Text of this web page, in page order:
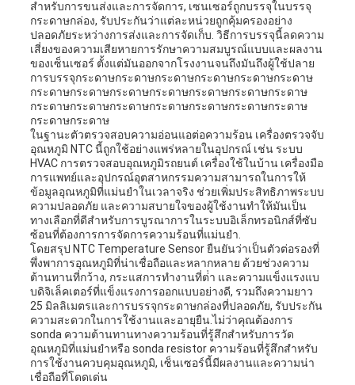
สําหรับการขนส่งและการจัดการ, เซนเซอร์ถูกบรรจุในบรรจุ
กระดาษกล่อง, รับประกันว่าแต่ละหน่วยถูกคุ้มครองอย่าง
ปลอดภัยระหว่างการส่งและการจัดเก็บ. วิธีการบรรจุนี้ลดความ
เสี่ยงของความเสียหายการรักษาความสมบูรณ์แบบและผลงาน
ของเซ็นเซอร์ ตั้งแต่มันออกจากโรงงานจนถึงมันถึงผู้ใช้ปลาย
การบรรจุกระดาษกระดาษกระดาษกระดาษกระดาษกระดาษ
กระดาษกระดาษกระดาษกระดาษกระดาษกระดาษกระดาษ
กระดาษกระดาษกระดาษกระดาษกระดาษกระดาษกระดาษ
กระดาษกระดาษ
ในฐานะตัวตรวจสอบความอ่อนแอต่อความร้อน เครื่องตรวจจับ
อุณหภูมิ NTC นี้ถูกใช้อย่างแพร่หลายในอุปกรณ์ เช่น ระบบ
HVAC การตรวจสอบอุณหภูมิรถยนต์ เครื่องใช้ในบ้าน เครื่องมือ
การแพทย์และอุปกรณ์อุตสาหกรรมความสามารถในการให้
ข้อมูลอุณหภูมิที่แม่นยําในเวลาจริง ช่วยเพิ่มประสิทธิภาพระบบ
ความปลอดภัย และความสบายใจของผู้ใช้งานทําให้มันเป็น
ทางเลือกที่ดีสําหรับการบูรณาการในระบบอิเล็กทรอนิกส์ที่ซับ
ซ้อนที่ต้องการการจัดการความร้อนที่แม่นยํา.
โดยสรุป NTC Temperature Sensor ยืนยันว่าเป็นตัวต่อรองที่
พึ่งพาการอุณหภูมิที่น่าเชื่อถือและหลากหลาย ด้วยช่วงความ
ต้านทานที่กว้าง, กระแสการทํางานที่ต่ํา และความแข็งแรงแบ
บดิจิเล็คเตอร์ที่แข็งแรงการออกแบบอย่างดี, รวมถึงความยาว
25 มิลลิเมตรและการบรรจุกระดาษกล่องที่ปลอดภัย, รับประกัน
ความสะดวกในการใช้งานและอายุยืน.ไม่ว่าคุณต้องการ
sonda ความต้านทานทางความร้อนที่รู้สึกสําหรับการวัด
อุณหภูมิที่แม่นยําหรือ sonda resistor ความร้อนที่รู้สึกสําหรับ
การใช้งานควบคุมอุณหภูมิ, เซ็นเซอร์นี้มีผลงานและความน่า
เชื่อถือที่โดดเด่น